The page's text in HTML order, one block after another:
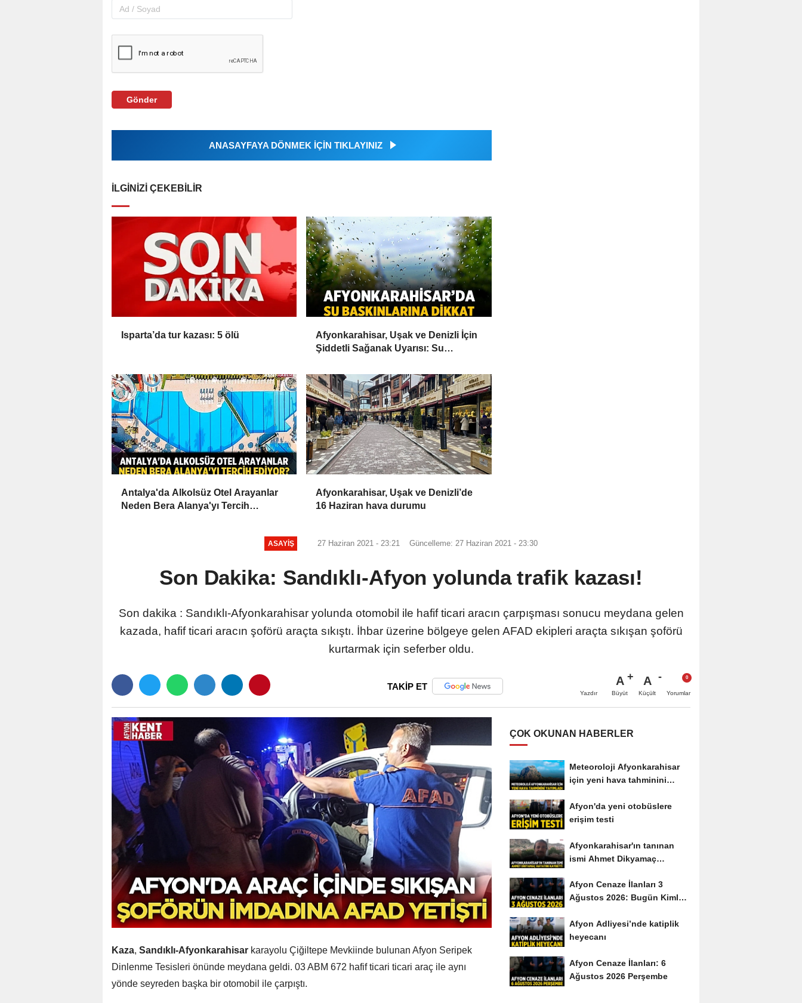
Gönder
ANASAYFAYA DÖNMEK İÇİN TIKLAYINIZ
İLGINIZI ÇEKEBILIR
Isparta’da tur kazası: 5 ölü
Afyonkarahisar, Uşak ve Denizli İçin
Şiddetli Sağanak Uyarısı: Su
Antalya'da Alkolsüz Otel Arayanlar
Neden Bera Alanya'yı Tercih
Afyonkarahisar, Uşak ve Denizli’de
16 Haziran hava durumu
ASAYIŞ 27 Haziran 2021 - 23:21 Güncelleme: 27 Haziran 2021 - 23:30
Son Dakika: Sandıklı-Afyon yolunda trafik kazası!
Son dakika : Sandıklı-Afyonkarahisar yolunda otomobil ile hafif ticari aracın çarpışması sonucu meydana gelen
kazada, hafif ticari aracın şoförü araçta sıkıştı. İhbar üzerine bölgeye gelen AFAD ekipleri araçta sıkışan şoförü
kurtarmak için seferber oldu.
TAKİP ET
Yazdır
A
Büyüt
A
Küçült Yorumlar
Kaza, Sandıklı-Afyonkarahisar karayolu Çiğiltepe Mevkiinde bulunan Afyon Seripek
Dinlenme Tesisleri önünde meydana geldi. 03 ABM 672 hafif ticari ticari araç ile aynı
yönde seyreden başka bir otomobil ile çarpıştı.
ÇOK OKUNAN HABERLER
Meteoroloji Afyonkarahisar
için yeni hava tahminini
Afyon'da yeni otobüslere
erişim testi
Afyonkarahisar'ın tanınan
ismi Ahmet Dikyamaç
Afyon Cenaze İlanları 3
Ağustos 2026: Bugün Kimler
Afyon Adliyesi’nde katiplik
heyecanı
Afyon Cenaze İlanları: 6
Ağustos 2026 Perşembe